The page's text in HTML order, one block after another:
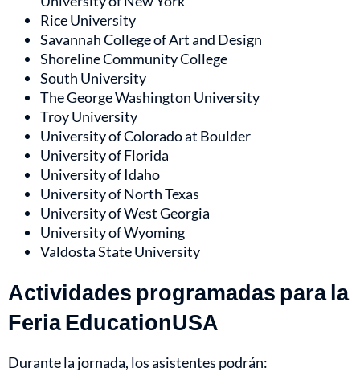
Rice University
Savannah College of Art and Design
Shoreline Community College
South University
The George Washington University
Troy University
University of Colorado at Boulder
University of Florida
University of Idaho
University of North Texas
University of West Georgia
University of Wyoming
Valdosta State University
Actividades programadas para la
Feria EducationUSA
Durante la jornada, los asistentes podrán: